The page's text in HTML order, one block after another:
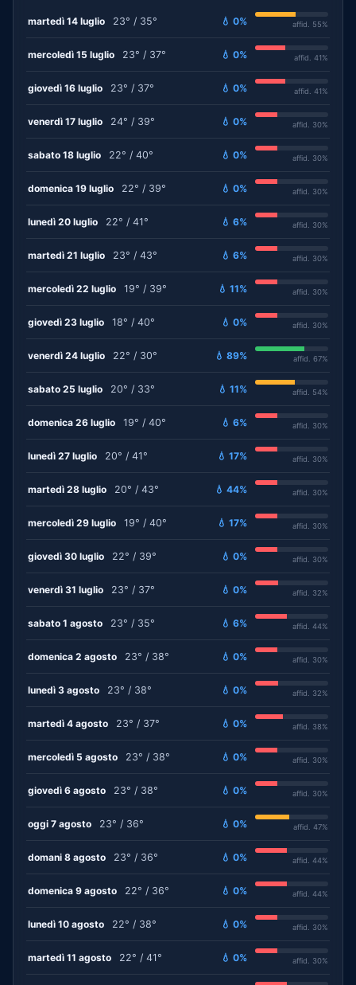
martedì 14 luglio 23° / 35° 💧 0% affid. 55%
mercoledì 15 luglio 23° / 37° 💧 0% affid. 41%
giovedì 16 luglio 23° / 37° 💧 0% affid. 41%
venerdì 17 luglio 24° / 39° 💧 0% affid. 30%
sabato 18 luglio 22° / 40° 💧 0% affid. 30%
domenica 19 luglio 22° / 39° 💧 0% affid. 30%
lunedì 20 luglio 22° / 41° 💧 6% affid. 30%
martedì 21 luglio 23° / 43° 💧 6% affid. 30%
mercoledì 22 luglio 19° / 39° 💧 11% affid. 30%
giovedì 23 luglio 18° / 40° 💧 0% affid. 30%
venerdì 24 luglio 22° / 30° 💧 89% affid. 67%
sabato 25 luglio 20° / 33° 💧 11% affid. 54%
domenica 26 luglio 19° / 40° 💧 6% affid. 30%
lunedì 27 luglio 20° / 41° 💧 17% affid. 30%
martedì 28 luglio 20° / 43° 💧 44% affid. 30%
mercoledì 29 luglio 19° / 40° 💧 17% affid. 30%
giovedì 30 luglio 22° / 39° 💧 0% affid. 30%
venerdì 31 luglio 23° / 37° 💧 0% affid. 32%
sabato 1 agosto 23° / 35° 💧 6% affid. 44%
domenica 2 agosto 23° / 38° 💧 0% affid. 30%
lunedì 3 agosto 23° / 38° 💧 0% affid. 32%
martedì 4 agosto 23° / 37° 💧 0% affid. 38%
mercoledì 5 agosto 23° / 38° 💧 0% affid. 30%
giovedì 6 agosto 23° / 38° 💧 0% affid. 30%
oggi 7 agosto 23° / 36° 💧 0% affid. 47%
domani 8 agosto 23° / 36° 💧 0% affid. 44%
domenica 9 agosto 22° / 36° 💧 0% affid. 44%
lunedì 10 agosto 22° / 38° 💧 0% affid. 30%
martedì 11 agosto 22° / 41° 💧 0% affid. 30%